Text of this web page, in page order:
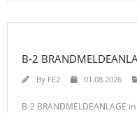
B-2
By FE2 01.08.2026
B-2 BRANDMELDEANLAGE